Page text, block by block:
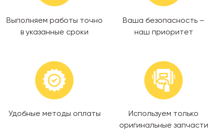
Выполняем работы точно
в указанные сроки
Ваша безопасность –
наш приоритет
Удобные методы оплаты
Используем только
оригинальные запчасти